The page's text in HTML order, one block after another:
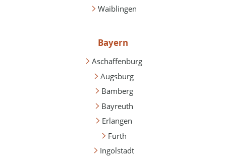
Waiblingen
Bayern
Aschaffenburg
Augsburg
Bamberg
Bayreuth
Erlangen
Fürth
Ingolstadt